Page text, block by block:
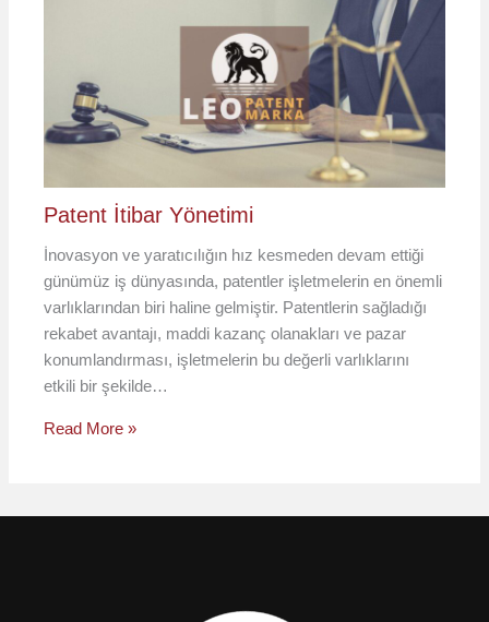
Patent İtibar Yönetimi
İnovasyon ve yaratıcılığın hız kesmeden devam ettiği
günümüz iş dünyasında, patentler işletmelerin en önemli
varlıklarından biri haline gelmiştir. Patentlerin sağladığı
rekabet avantajı, maddi kazanç olanakları ve pazar
konumlandırması, işletmelerin bu değerli varlıklarını
etkili bir şekilde…
Read More »